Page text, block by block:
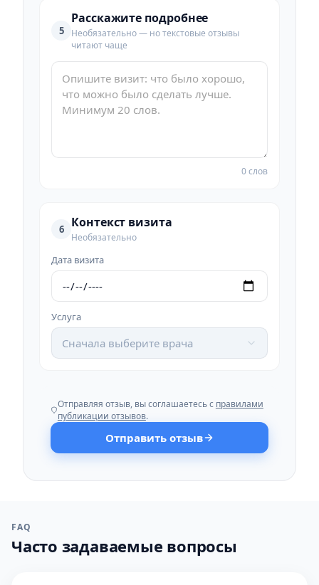
5
Расскажите подробнее
Необязательно — но текстовые отзывы
читают чаще
0 слов
6 Контекст визита
Необязательно
Дата визита
Услуга
Сначала выберите врача
Отправляя отзыв, вы соглашаетесь с правилами
публикации отзывов.
Отправить отзыв
FAQ
Часто задаваемые вопросы